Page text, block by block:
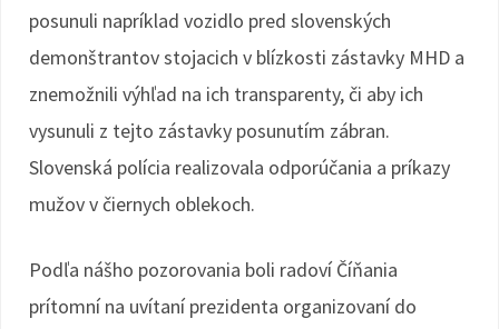
posunuli napríklad vozidlo pred slovenských
demonštrantov stojacich v blízkosti zástavky MHD a
znemožnili výhľad na ich transparenty, či aby ich
vysunuli z tejto zástavky posunutím zábran.
Slovenská polícia realizovala odporúčania a príkazy
mužov v čiernych oblekoch.
Podľa nášho pozorovania boli radoví Číňania
prítomní na uvítaní prezidenta organizovaní do